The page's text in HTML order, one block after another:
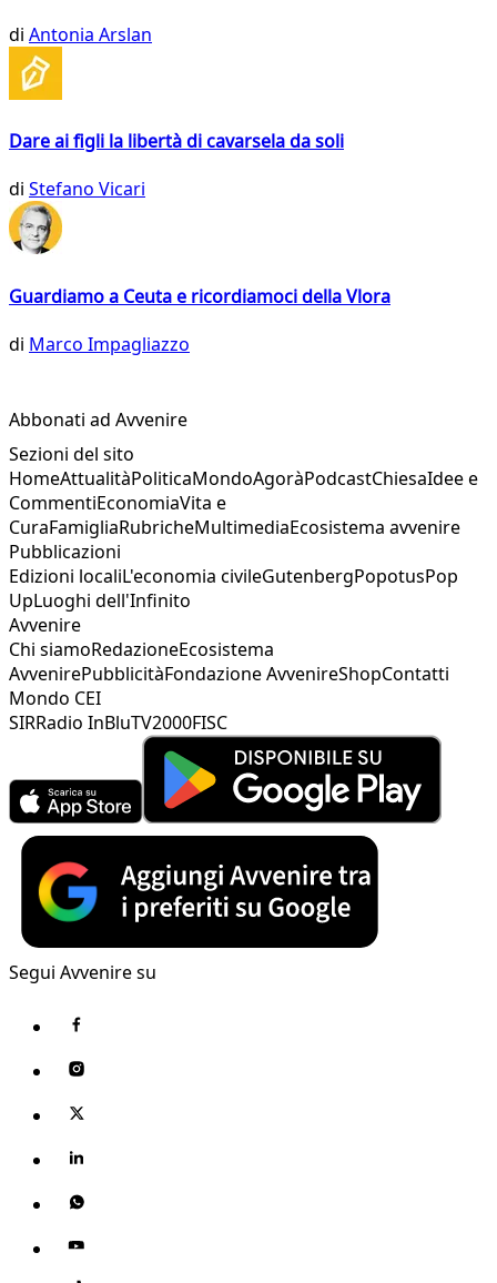
di Antonia Arslan
Dare ai figli la libertà di cavarsela da soli
di Stefano Vicari
Guardiamo a Ceuta e ricordiamoci della Vlora
di Marco Impagliazzo
Abbonati ad Avvenire
Sezioni del sito
HomeAttualitàPoliticaMondoAgoràPodcastChiesaIdee e
CommentiEconomiaVita e
CuraFamigliaRubricheMultimediaEcosistema avvenire
Pubblicazioni
Edizioni localiL'economia civileGutenbergPopotusPop
UpLuoghi dell'Infinito
Avvenire
Chi siamoRedazioneEcosistema
AvvenirePubblicitàFondazione AvvenireShopContatti
Mondo CEI
SIRRadio InBluTV2000FISC
Segui Avvenire su